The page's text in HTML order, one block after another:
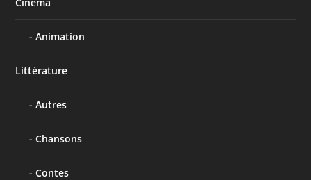
Animation
Littérature
Autres
Chansons
Contes